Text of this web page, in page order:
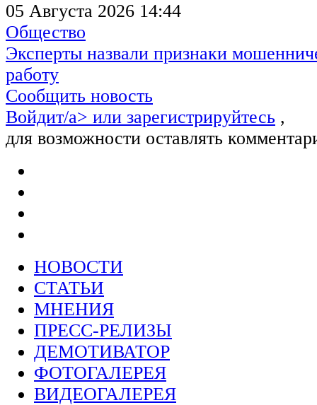
05 Августа 2026 14:44
Общество
Эксперты назвали признаки
работу
Сообщить новость
Войдит/a> или зарегистрируйтесь ,
для возможности оставлять
НОВОСТИ
СТАТЬИ
МНЕНИЯ
ПРЕСС-РЕЛИЗЫ
ДЕМОТИВАТОР
ФОТОГАЛЕРЕЯ
ВИДЕОГАЛЕРЕЯ